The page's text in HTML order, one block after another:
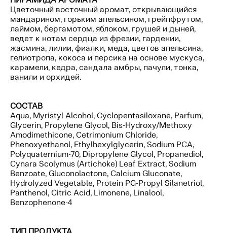
Цветочный восточный аромат, открывающийся
мандарином, горьким апельсином, грейпфрутом,
лаймом, бергамотом, яблоком, грушей и дыней,
ведет к нотам сердца из фрезии, гардении,
жасмина, лилии, фиалки, меда, цветов апельсина,
гелиотропа, кокоса и персика на основе мускуса,
карамели, кедра, сандала амбры, пачули, тонка,
ванили и орхидей.
СОСТАВ
Aqua, Myristyl Alcohol, Cyclopentasiloxane, Parfum,
Glycerin, Propylene Glycol, Bis-Hydroxy/Methoxy
Amodimethicone, Cetrimonium Chloride,
Phenoxyethanol, Ethylhexylglycerin, Sodium PCA,
Polyquaternium-70, Dipropylene Glycol, Propanediol,
Cynara Scolymus (Artichoke) Leaf Extract, Sodium
Benzoate, Gluconolactone, Calcium Gluconate,
Hydrolyzed Vegetable, Protein PG-Propyl Silanetriol,
Panthenol, Citric Acid, Limonene, Linalool,
Benzophenone-4